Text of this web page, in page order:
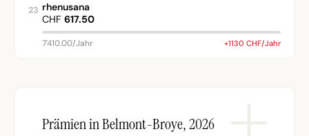
23 rhenusana
CHF 617.50
7'410.00/Jahr +1130 CHF/Jahr
Prämien in Belmont-Broye, 2026